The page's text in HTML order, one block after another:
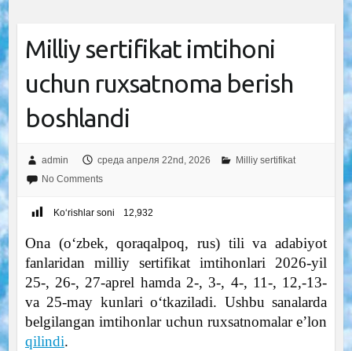
Milliy sertifikat imtihoni
uchun ruxsatnoma berish
boshlandi
admin среда апреля 22nd, 2026
Milliy sertifikat
No Comments
Ko‘rishlar soni 12,932
Ona (o‘zbek, qoraqalpoq, rus) tili va adabiyot
fanlaridan milliy sertifikat imtihonlari 2026-yil
25-, 26-, 27-aprel hamda 2-, 3-, 4-, 11-, 12,-13-
va 25-may kunlari o‘tkaziladi. Ushbu sanalarda
belgilangan imtihonlar uchun ruxsatnomalar e’lon
qilindi.